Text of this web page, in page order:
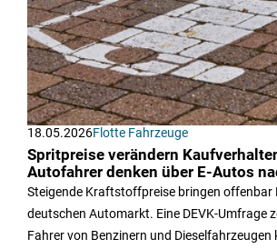
18.05.2026Flotte Fahrzeuge
Spritpreise verändern
Autofahrer denken über E-Autos
Steigende Kraftstoffpreise bringen offenbar
deutschen Automarkt. Eine DEVK-Umfrage
Fahrer von Benzinern und Dieselfahrzeugen